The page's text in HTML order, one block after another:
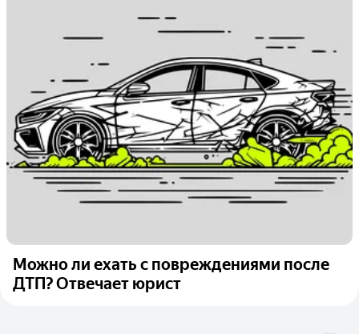
Можно ли ехать с повреждениями после
ДТП? Отвечает юрист